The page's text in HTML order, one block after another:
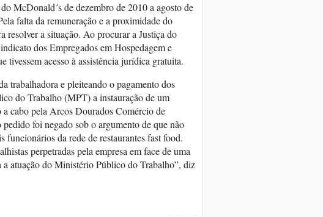
McDonald´s de dezembro de 2010 a agosto de
falta da remuneração e a proximidade do
resolver a situação. Ao procurar a Justiça do
dos Empregados em Hospedagem e
acesso à assistência jurídica gratuita.
trabalhadora e pleiteando o pagamento dos
do Trabalho (MPT) a instauração de um
cabo pela Arcos Dourados Comércio de
foi negado sob o argumento de que não
funcionários da rede de restaurantes fast food.
perpetradas pela empresa em face de uma
atuação do Ministério Público do Trabalho”, diz